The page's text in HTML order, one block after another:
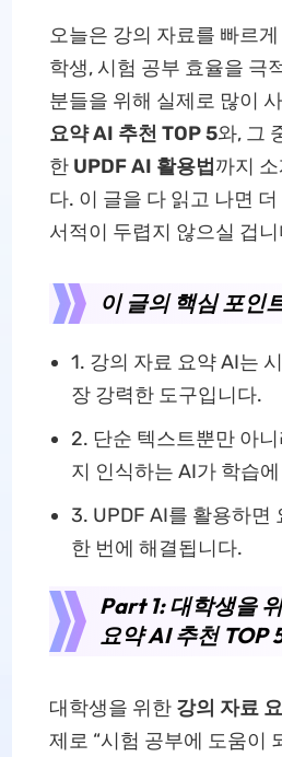
오늘은 강의 자료를 빠르
학생, 시험 공부 효율을 극
분들을 위해 실제로 많이
요약 AI 추천 TOP 5와, 그
한 UPDF AI 활용법 까지
다. 이 글을 다 읽고 나면
서적이 두렵지 않으실 겁
이 글의 핵심 포인
1. 강의 자료 요약 AI는
장 강력한 도구입니다.
2. 단순 텍스트뿐만 아
지 인식하는 AI가 학습
3. UPDF AI를 활용하면
한 번에 해결됩니다.
Part 1: 대학생을
요약 AI 추천 TOP
대학생을 위한 강의 자료
제로 “시험 공부에 도움이